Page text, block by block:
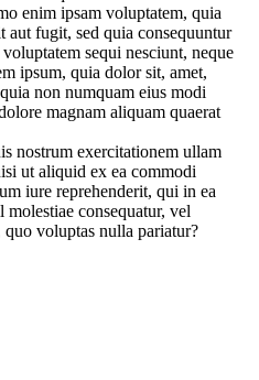
enim ipsam voluptatem, quia
aut fugit, sed quia consequuntur
sequi nesciunt, neque
ipsum, quia dolor sit, amet,
non numquam eius modi
magnam aliquam quaerat
nostrum exercitationem ullam
ut aliquid ex ea commodi
iure reprehenderit, qui in ea
consequatur, vel
voluptas nulla pariatur?